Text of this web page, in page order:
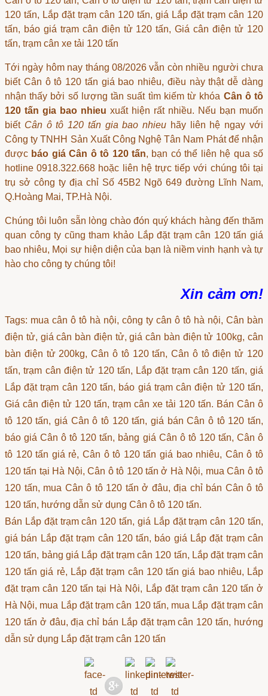
120 tấn, Lắp đặt trạm cân 120 tấn, giá Lắp đặt trạm cân 120
tấn, báo giá trạm cân điện tử 120 tấn, Giá cân điện tử 120
tấn, trạm cân xe tải 120 tấn
Tới ngày hôm nay tháng 08/2026 vẫn còn nhiều người chưa
biết Cân ô tô 120 tấn giá bao nhiêu, điều này thật dễ dàng
nhận thấy bởi số lượng tần suất tìm kiếm từ khóa Cân ô tô
120 tấn gia bao nhieu xuất hiện rất nhiều. Nếu bạn muốn
biết Cân ô tô 120 tấn gia bao nhieu hãy liên hệ ngay với
Công ty TNHH Sản Xuất Công Nghệ Tân Nam Phát để nhận
được báo giá Cân ô tô 120 tấn, bạn có thể liên hệ qua số
hotline 0918.322.668 hoặc liên hệ trực tiếp với chúng tôi tại
trụ sở công ty địa chỉ Số 45B2 Ngõ 649 đường Lĩnh Nam,
Q.Hoàng Mai, TP.Hà Nội.
Chúng tôi luôn sẵn lòng chào đón quý khách hàng đến thăm
quan công ty cũng tham khảo Lắp đặt trạm cân 120 tấn giá
bao nhiêu, Mọi sự hiện diện của bạn là niềm vinh hạnh và tự
hào cho công ty chúng tôi!
Xin cảm ơn!
Tags: mua cân ô tô hà nội, công ty cân ô tô hà nội, Cân bàn
điện tử, giá cân bàn điện tử, giá cân bàn điện tử 100kg, cân
bàn điện tử 200kg, Cân ô tô 120 tấn, Cân ô tô điện tử 120
tấn, trạm cân điện tử 120 tấn, Lắp đặt trạm cân 120 tấn, giá
Lắp đặt trạm cân 120 tấn, báo giá trạm cân điện tử 120 tấn,
Giá cân điện tử 120 tấn, trạm cân xe tải 120 tấn. Bán Cân ô
tô 120 tấn, giá Cân ô tô 120 tấn, giá bán Cân ô tô 120 tấn,
báo giá Cân ô tô 120 tấn, bảng giá Cân ô tô 120 tấn, Cân ô
tô 120 tấn giá rẻ, Cân ô tô 120 tấn giá bao nhiêu, Cân ô tô
120 tấn tại Hà Nội, Cân ô tô 120 tấn ở Hà Nội, mua Cân ô tô
120 tấn, mua Cân ô tô 120 tấn ở đâu, địa chỉ bán Cân ô tô
120 tấn, hướng dẫn sử dụng Cân ô tô 120 tấn.
Bán Lắp đặt trạm cân 120 tấn, giá Lắp đặt trạm cân 120 tấn,
giá bán Lắp đặt trạm cân 120 tấn, báo giá Lắp đặt trạm cân
120 tấn, bảng giá Lắp đặt trạm cân 120 tấn, Lắp đặt trạm cân
120 tấn giá rẻ, Lắp đặt trạm cân 120 tấn giá bao nhiêu, Lắp
đặt trạm cân 120 tấn tại Hà Nội, Lắp đặt trạm cân 120 tấn ở
Hà Nội, mua Lắp đặt trạm cân 120 tấn, mua Lắp đặt trạm cân
120 tấn ở đâu, địa chỉ bán Lắp đặt trạm cân 120 tấn, hướng
dẫn sử dụng Lắp đặt trạm cân 120 tấn